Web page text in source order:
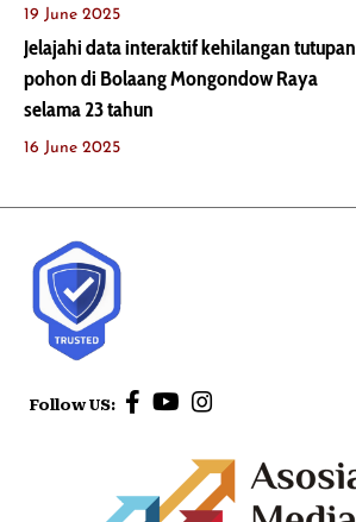
19 June 2025
Jelajahi data interaktif kehilangan tutupan
pohon di Bolaang Mongondow Raya
selama 23 tahun
16 June 2025
Follow US: